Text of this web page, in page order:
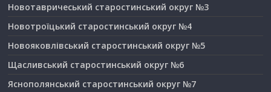
Новотавричеський старостинський округ №3
Новотроїцький старостинський округ №4
Новояковлівський старостинський округ №5
Щасливський старостинський округ №6
Яснополянський старостинський округ №7